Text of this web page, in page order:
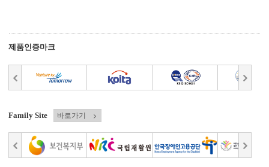
제품인증마크
Family Site 바로가기